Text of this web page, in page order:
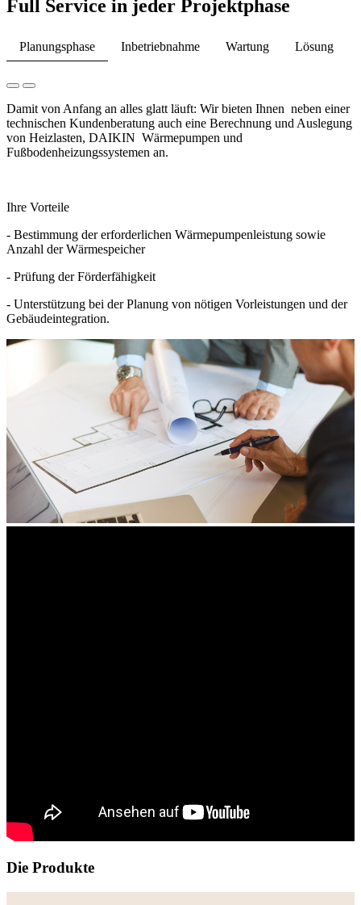
Full Service in jeder Projektphase
Planungsphase Inbetriebnahme Wartung Lösung
Damit von Anfang an alles glatt läuft: Wir bieten Ihnen neben einer
technischen Kundenberatung auch eine Berechnung und Auslegung
von Heizlasten, DAIKIN Wärmepumpen und
Fußbodenheizungssystemen an.
Ihre Vorteile
- Bestimmung der erforderlichen Wärmepumpenleistung sowie
Anzahl der Wärmespeicher
- Prüfung der Förderfähigkeit
- Unterstützung bei der Planung von nötigen Vorleistungen und der
Gebäudeintegration.
Die Produkte